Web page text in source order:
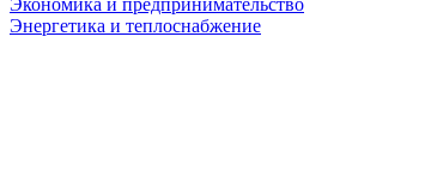
Экономика и предпринимательство
Энергетика и теплоснабжение